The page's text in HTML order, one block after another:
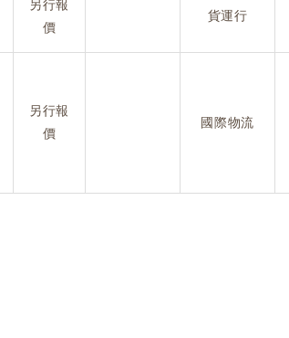
另行報
價
貨運行
另行報
價
國際物流